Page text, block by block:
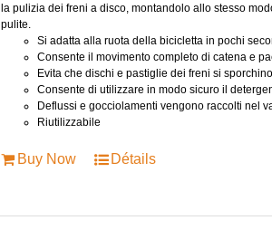
la pulizia dei freni a disco, montandolo allo stesso
pulite.
Si adatta alla ruota della bicicletta in pochi
Consente il movimento completo di catena e
Evita che dischi e pastiglie dei freni si sporchino
Consente di utilizzare in modo sicuro il
Deflussi e gocciolamenti vengono raccolti nel
Riutilizzabile
Buy Now Détails